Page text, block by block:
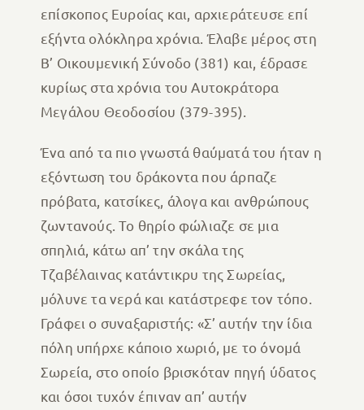
επίσκοπος Ευροίας και, αρχιεράτευσε επί
εξήντα ολόκληρα χρόνια. Έλαβε μέρος στη
Β’ Οικουμενική Σύνοδο (381) και, έδρασε
κυρίως στα χρόνια του Αυτοκράτορα
Μεγάλου Θεοδοσίου (379-395).
Ένα από τα πιο γνωστά θαύματά του ήταν η
εξόντωση του δράκοντα που άρπαζε
πρόβατα, κατσίκες, άλογα και ανθρώπους
ζωντανούς. Το θηρίο φώλιαζε σε μια
σπηλιά, κάτω απ’ την σκάλα της
Τζαβέλαινας κατάντικρυ της Σωρείας,
μόλυνε τα νερά και κατάστρεφε τον τόπο.
Γράφει ο συναξαριστής: «Σ’ αυτήν την ίδια
πόλη υπήρχε κάποιο χωριό, με το όνομά
Σωρεία, στο οποίο βρισκόταν πηγή ύδατος
και όσοι τυχόν έπιναν απ’ αυτήν